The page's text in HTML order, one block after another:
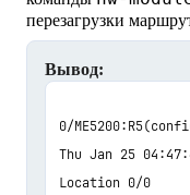
перезагрузки
Вывод:
0/
Thu Jan 25
Location 0/0